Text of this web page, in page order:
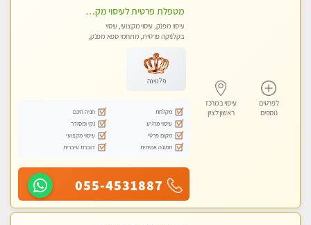
לפרטים
נוספים
עיסוי במרכז
ראשון לציון
מטפלת פרטית לעיסוי מקצועי מפנק פרטי מאוד ללא מין !!!
עיסוי מפנק, עיסוי מקצועי, עיסוי
בקלניקה פרטית, מתחמי ספא מפנק,
פלטינה
מקלחת
חניה חינם
עיסוי מרגיע
נקי ומסודר
מקום פרטי
עיסוי מקצועי
תמונה אמיתית
דוברת עיברית
055-4531887